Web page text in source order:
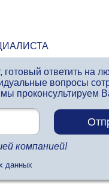
ответить на
вопросы
проконсультируем
компанией!
данных